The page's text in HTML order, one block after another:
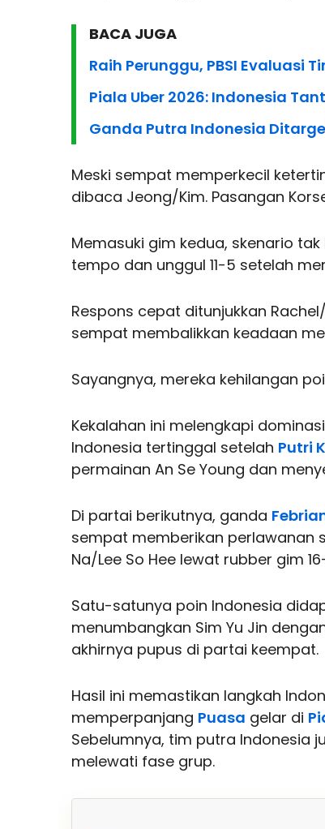
BACA JUGA
Raih Perunggu, PBSI Evaluasi
Piala Uber 2026: Indonesia
Ganda Putra Indonesia
Meski sempat memperkecil
dibaca Jeong/Kim. Pasangan
Memasuki gim kedua, skenario
tempo dan unggul 11-5 setelah
Respons cepat ditunjukkan
sempat membalikkan keadaan
Sayangnya, mereka kehilangan
Kekalahan ini melengkapi
Indonesia tertinggal setelah Putri
permainan An Se Young dan
Di partai berikutnya, ganda
sempat memberikan perlawanan
Na/Lee So Hee lewat rubber gim 16-
Satu-satunya poin Indonesia
menumbangkan Sim Yu Jin
akhirnya pupus di partai keempat.
Hasil ini memastikan langkah
memperpanjang Puasa gelar di
Sebelumnya, tim putra Indonesia
melewati fase grup.